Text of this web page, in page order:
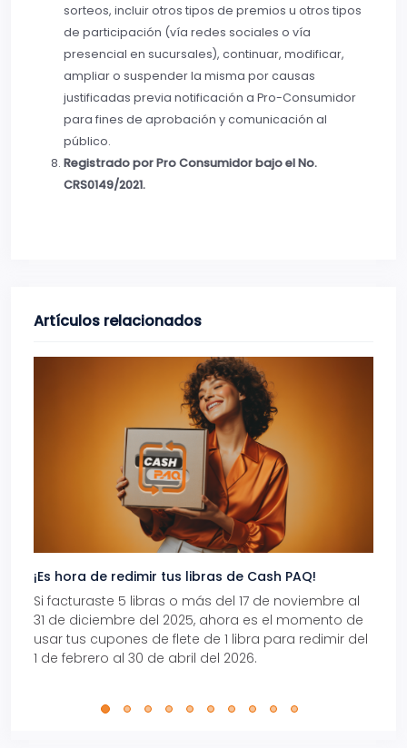
sorteos, incluir otros tipos de premios u otros tipos
de participación (vía redes sociales o vía
presencial en sucursales), continuar, modificar,
ampliar o suspender la misma por causas
justificadas previa notificación a Pro-Consumidor
para fines de aprobación y comunicación al
público.
Registrado por Pro Consumidor bajo el No.
CRS0149/2021.
Artículos relacionados
¡Es hora de redimir tus libras de Cash PAQ!
Si facturaste 5 libras o más del 17 de noviembre al
31 de diciembre del 2025, ahora es el momento de
usar tus cupones de flete de 1 libra para redimir del
1 de febrero al 30 de abril del 2026.